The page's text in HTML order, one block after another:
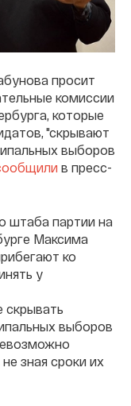
просит
комиссии
которые
"скрывают
выборов
в пресс-
штаба партии на
Максима
ко
у
выборов
зная сроки их